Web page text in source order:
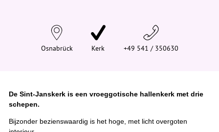
e
Osnabrück Kerk +49 541 / 350630
De Sint-Janskerk is een vroeggotische hallenkerk met drie
schepen.
Bijzonder bezienswaardig is het hoge, met licht overgoten